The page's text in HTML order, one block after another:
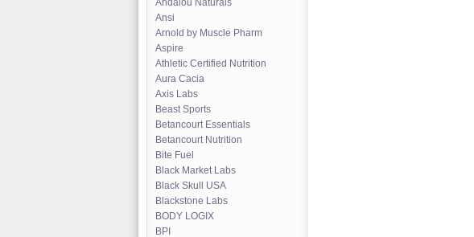
Andalou Naturals
Ansi
Arnold by Muscle Pharm
Aspire
Athletic Certified Nutrition
Aura Cacia
Axis Labs
Beast Sports
Betancourt Essentials
Betancourt Nutrition
Bite Fuel
Black Market Labs
Black Skull USA
Blackstone Labs
BODY LOGIX
BPI